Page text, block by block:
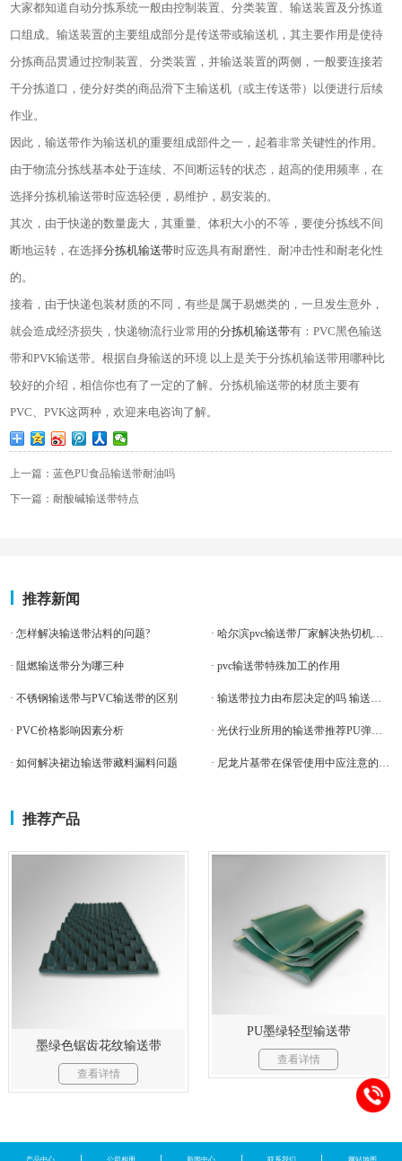
大家都知道自动分拣系统一般由控制装置、分类装置、输送装置及分拣道
口组成。输送装置的主要组成部分是传送带或输送机，其主要作用是使待
分拣商品贯通过控制装置、分类装置，并输送装置的两侧，一般要连接若
干分拣道口，使分好类的商品滑下主输送机（或主传送带）以便进行后续
作业。
因此，输送带作为输送机的重要组成部件之一，起着非常关键性的作用。
由于物流分拣线基本处于连续、不间断运转的状态，超高的使用频率，在
选择分拣机输送带时应选轻便，易维护，易安装的。
其次，由于快递的数量庞大，其重量、体积大小的不等，要使分拣线不间
断地运转，在选择分拣机输送带时应选具有耐磨性、耐冲击性和耐老化性
的。
接着，由于快递包装材质的不同，有些是属于易燃类的，一旦发生意外，
就会造成经济损失，快递物流行业常用的分拣机输送带有：PVC黑色输送
带和PVK输送带。根据自身输送的环境 以上是关于分拣机输送带用哪种比
较好的介绍，相信你也有了一定的了解。分拣机输送带的材质主要有
PVC、PVK这两种，欢迎来电咨询了解。
上一篇：蓝色PU食品输送带耐油吗
下一篇：耐酸碱输送带特点
推荐新闻
· 怎样解决输送带沾料的问题? · 哈尔滨pvc输送带厂家解决热切机输送带堵料
· 阻燃输送带分为哪三种 · pvc输送带特殊加工的作用
· 不锈钢输送带与PVC输送带的区别 · 输送带拉力由布层决定的吗 输送带厂家告诉你。
· PVC价格影响因素分析 · 光伏行业所用的输送带推荐PU弹性带。
· 如何解决裙边输送带藏料漏料问题 · 尼龙片基带在保管使用中应注意的事项
推荐产品
墨绿色锯齿花纹输送带
查看详情
PU墨绿轻型输送带
查看详情
产品中心 公司相册 新闻中心 联系我们 网站地图